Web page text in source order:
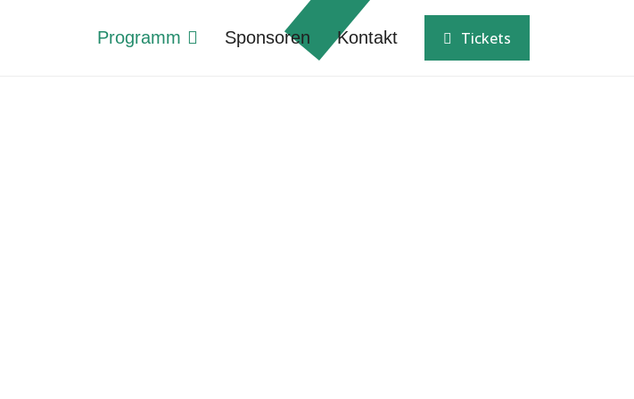
Programm Sponsoren Kontakt Tickets